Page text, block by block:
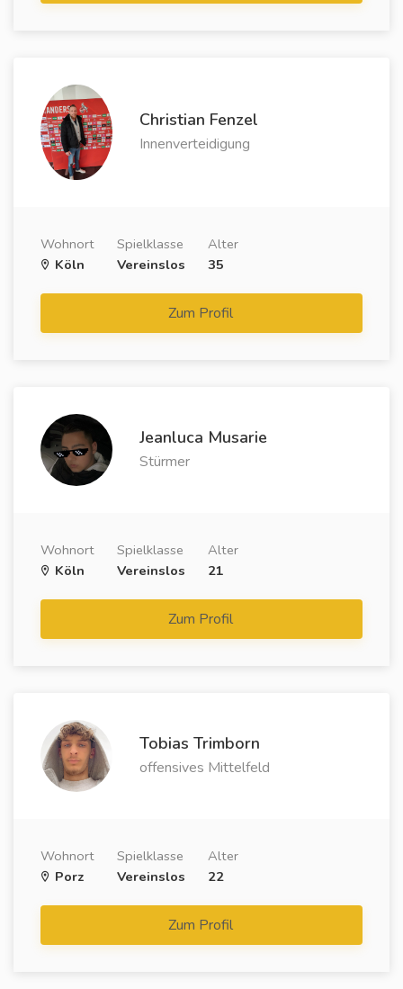
Christian Fenzel
Innenverteidigung
Wohnort
Köln
Spielklasse
Vereinslos
Alter
35
Zum Profil
Jeanluca Musarie
Stürmer
Wohnort
Köln
Spielklasse
Vereinslos
Alter
21
Zum Profil
Tobias Trimborn
offensives Mittelfeld
Wohnort
Porz
Spielklasse
Vereinslos
Alter
22
Zum Profil